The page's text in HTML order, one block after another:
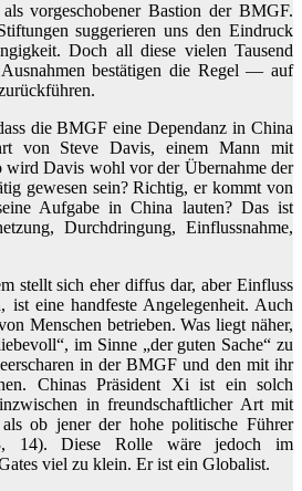
vorgeschobener Bastion der BMGF.
suggerieren uns den Eindruck
Doch all diese vielen Tausend
bestätigen die Regel — auf
die BMGF eine Dependanz in China
von Steve Davis, einem Mann mit
wird Davis wohl vor der Übernahme der
gewesen sein? Richtig, er kommt von
Aufgabe in China lauten? Das ist
Durchdringung, Einflussnahme,
stellt sich eher diffus dar, aber Einfluss
ist eine handfeste Angelegenheit. Auch
Menschen betrieben. Was liegt näher,
im Sinne „der guten Sache“ zu
in der BMGF und den mit ihr
Chinas Präsident Xi ist ein solch
in freundschaftlicher Art mit
ob jener der hohe politische Führer
14). Diese Rolle wäre jedoch im
viel zu klein. Er ist ein Globalist.